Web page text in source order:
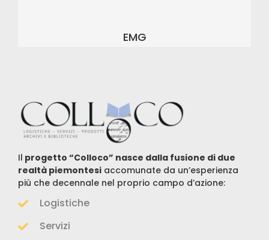
EMG
Il progetto “Colloco” nasce dalla fusione di due
realtà piemontesi accomunate da un’esperienza
più che decennale nel proprio campo d’azione:
Logistiche
Servizi